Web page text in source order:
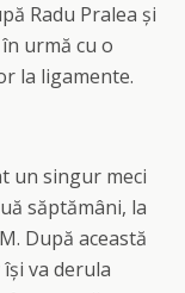
Radu Pralea și
urmă cu o
la ligamente.
un singur meci
săptămâni, la
După această
va derula